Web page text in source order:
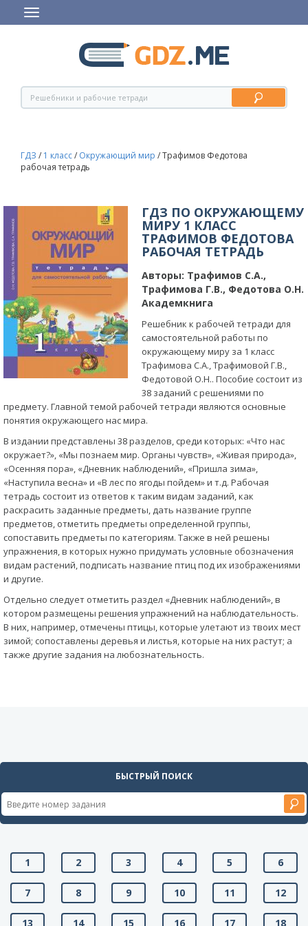
ГДЗ / 1 класс/ Окружающий мир /Трафимов Федотова
рабочая тетрадь
ГДЗ ПО ОКРУЖАЮЩЕМУ
МИРУ 1 КЛАСС
ТРАФИМОВ ФЕДОТОВА
РАБОЧАЯ ТЕТРАДЬ
Авторы: Трафимов С.А.,
Трафимова Г.В., Федотова О.Н.
Академкнига
Решебник к рабочей тетради для
самостоятельной работы по
окружающему миру за 1 класс
Трафимова С.А., Трафимовой Г.В.,
Федотовой О.Н.. Пособие состоит из
38 заданий с решениями по
предмету. Главной темой рабочей тетради являются основные
понятия окружающего нас мира.
В издании представлены 38 разделов, среди которых: «Что нас
окружает?», «Мы познаем мир. Органы чувств», «Живая природа»,
«Осенняя пора», «Дневник наблюдений», «Пришла зима»,
«Наступила весна» и «В лес по ягоды пойдем» и т.д. Рабочая
тетрадь состоит из ответов к таким видам заданий, как
раскрасить заданные предметы, дать название группе
предметов, отметить предметы определенной группы,
сопоставить предметы по категориям. Также в ней решены
упражнения, в которых нужно придумать условные обозначения
видам растений, подписать название птиц под их изображениями
и другие.
Отдельно следует отметить раздел «Дневник наблюдений», в
котором размещены решения упражнений на наблюдательность.
В них, например, отмечены птицы, которые улетают из твоих мест
зимой; сопоставлены деревья и листья, которые на них растут; а
также другие задания на любознательность.
БЫСТРЫЙ ПОИСК
1 2 3 4 5 6
7 8 9 10 11 12
13 14 15 16 17 18